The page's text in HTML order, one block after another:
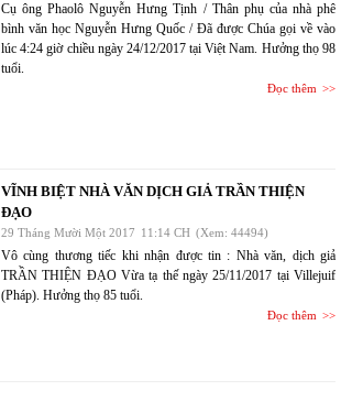
Cụ ông Phaolô Nguyễn Hưng Tịnh / Thân phụ của nhà phê
bình văn học Nguyễn Hưng Quốc / Đã được Chúa gọi về vào
lúc 4:24 giờ chiều ngày 24/12/2017 tại Việt Nam. Hưởng thọ 98
tuổi.
Đọc thêm
VĨNH BIỆT NHÀ VĂN DỊCH GIẢ TRẦN THIỆN
ĐẠO
29 Tháng Mười Một 2017 11:14 CH (Xem: 44494)
Vô cùng thương tiếc khi nhận được tin : Nhà văn, dịch giả
TRẦN THIỆN ĐẠO Vừa tạ thế ngày 25/11/2017 tại Villejuif
(Pháp). Hưởng thọ 85 tuổi.
Đọc thêm